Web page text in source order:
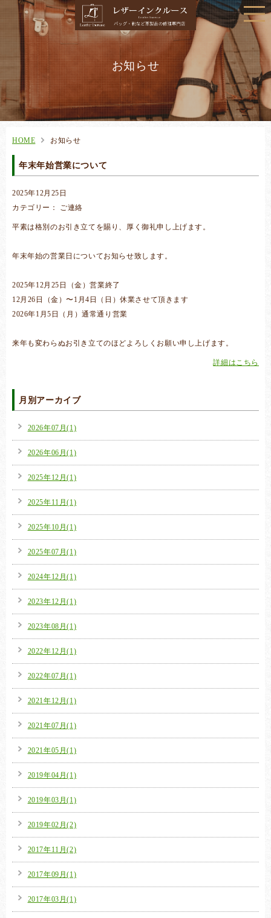
お知らせ
HOME お知らせ
年末年始営業について
2025年12月25日
カテゴリー： ご連絡
平素は格別のお引き立てを賜り、厚く御礼申し上げます。
年末年始の営業日についてお知らせ致します。
2025年12月25日（金）営業終了
12月26日（金）〜1月4日（日）休業させて頂きます
2026年1月5日（月）通常通り営業
来年も変わらぬお引き立てのほどよろしくお願い申し上げます。
詳細はこちら
月別アーカイブ
2026年07月(1)
2026年06月(1)
2025年12月(1)
2025年11月(1)
2025年10月(1)
2025年07月(1)
2024年12月(1)
2023年12月(1)
2023年08月(1)
2022年12月(1)
2022年07月(1)
2021年12月(1)
2021年07月(1)
2021年05月(1)
2019年04月(1)
2019年03月(1)
2019年02月(2)
2017年11月(2)
2017年09月(1)
2017年03月(1)